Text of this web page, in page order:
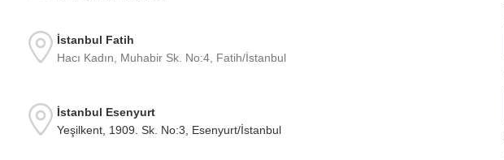
İstanbul Fatih
Hacı Kadın, Muhabir Sk. No:4, Fatih/İstanbul
İstanbul Esenyurt
Yeşilkent, 1909. Sk. No:3, Esenyurt/İstanbul